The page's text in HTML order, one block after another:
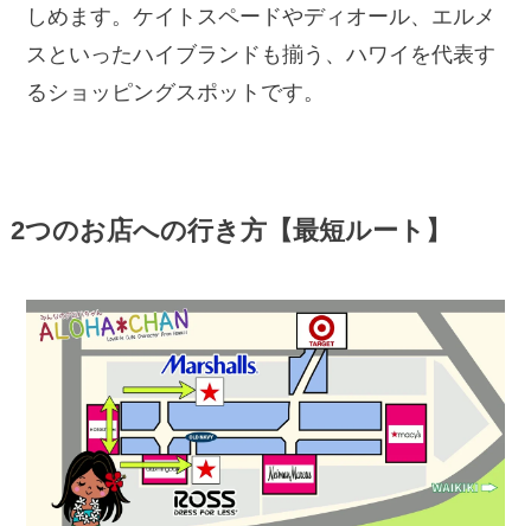
しめます。ケイトスペードやディオール、エルメ
スといったハイブランドも揃う、ハワイを代表す
るショッピングスポットです。
2つのお店への行き方【最短ルート】